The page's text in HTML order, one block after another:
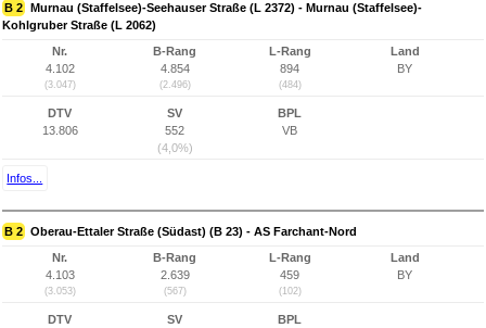
B 2 Murnau (Staffelsee)-Seehauser Straße (L 2372) - Murnau (Staffelsee)-
Kohlgruber Straße (L 2062)
Nr.
4.102
(3.047)
B-Rang
4.854
(2.496)
L-Rang
894
(484)
Land
BY
DTV
13.806
SV
552
(4,0%)
BPL
VB
Infos...
B 2 Oberau-Ettaler Straße (Südast) (B 23) - AS Farchant-Nord
Nr.
4.103
(3.053)
B-Rang
2.639
(567)
L-Rang
459
(102)
Land
BY
DTV
SV
BPL